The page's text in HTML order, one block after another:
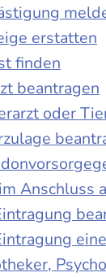
erstatten
finden
beantragen
oder
Anschluss